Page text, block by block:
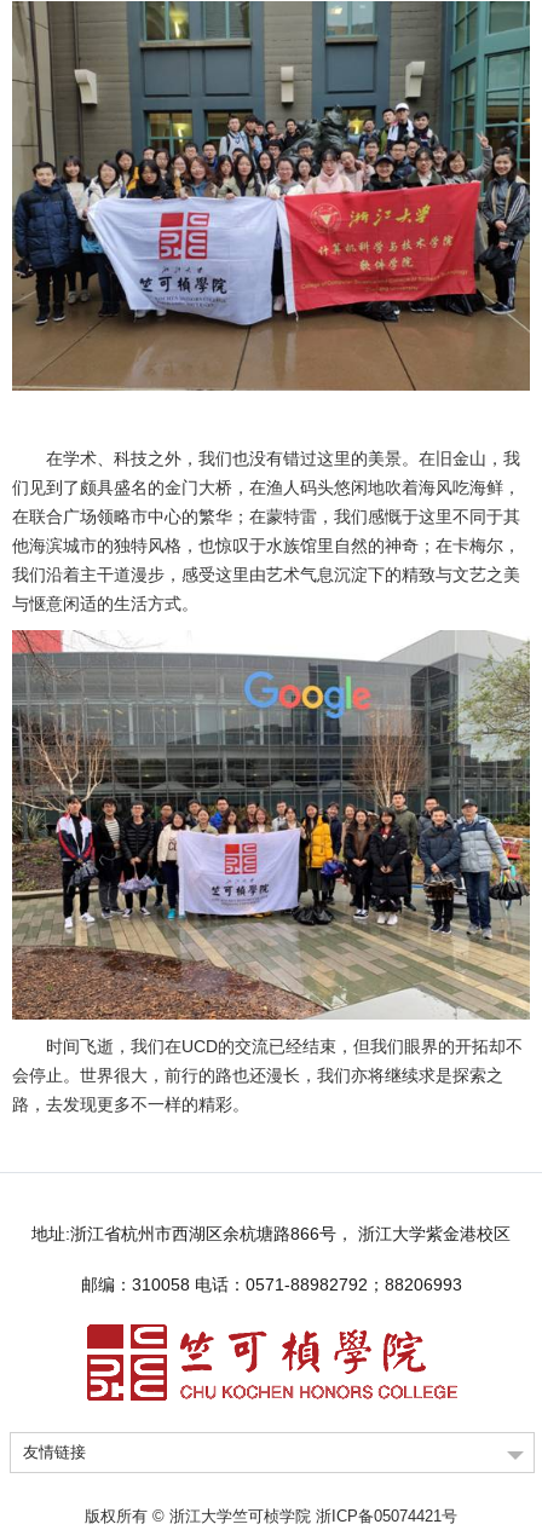
在学术、科技之外，我们也没有错过这里的美景。在旧金山，我
们见到了颇具盛名的金门大桥，在渔人码头悠闲地吹着海风吃海鲜，
在联合广场领略市中心的繁华；在蒙特雷，我们感慨于这里不同于其
他海滨城市的独特风格，也惊叹于水族馆里自然的神奇；在卡梅尔，
我们沿着主干道漫步，感受这里由艺术气息沉淀下的精致与文艺之美
与惬意闲适的生活方式。
时间飞逝，我们在UCD的交流已经结束，但我们眼界的开拓却不
会停止。世界很大，前行的路也还漫长，我们亦将继续求是探索之
路，去发现更多不一样的精彩。
地址:浙江省杭州市西湖区余杭塘路866号， 浙江大学紫金港校区
邮编：310058 电话：0571-88982792；88206993
友情链接
版权所有 © 浙江大学竺可桢学院 浙ICP备05074421号